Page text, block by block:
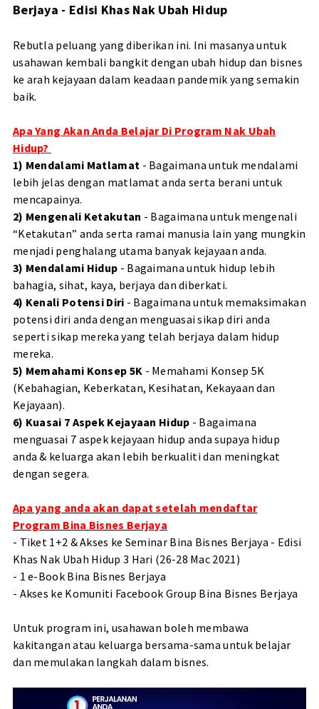
Berjaya - Edisi Khas Nak Ubah Hidup
Rebutla peluang yang diberikan ini. Ini masanya untuk
usahawan kembali bangkit dengan ubah hidup dan bisnes
ke arah kejayaan dalam keadaan pandemik yang semakin
baik.
Apa Yang Akan Anda Belajar Di Program Nak Ubah
Hidup?
1) Mendalami Matlamat - Bagaimana untuk mendalami
lebih jelas dengan matlamat anda serta berani untuk
mencapainya.
2) Mengenali Ketakutan - Bagaimana untuk mengenali
“Ketakutan” anda serta ramai manusia lain yang mungkin
menjadi penghalang utama banyak kejayaan anda.
3) Mendalami Hidup - Bagaimana untuk hidup lebih
bahagia, sihat, kaya, berjaya dan diberkati.
4) Kenali Potensi Diri - Bagaimana untuk memaksimakan
potensi diri anda dengan menguasai sikap diri anda
seperti sikap mereka yang telah berjaya dalam hidup
mereka.
5) Memahami Konsep 5K - Memahami Konsep 5K
(Kebahagian, Keberkatan, Kesihatan, Kekayaan dan
Kejayaan).
6) Kuasai 7 Aspek Kejayaan Hidup - Bagaimana
menguasai 7 aspek kejayaan hidup anda supaya hidup
anda & keluarga akan lebih berkualiti dan meningkat
dengan segera.
Apa yang anda akan dapat setelah mendaftar
Program Bina Bisnes Berjaya
- Tiket 1+2 & Akses ke Seminar Bina Bisnes Berjaya - Edisi
Khas Nak Ubah Hidup 3 Hari (26-28 Mac 2021)
- 1 e-Book Bina Bisnes Berjaya
- Akses ke Komuniti Facebook Group Bina Bisnes Berjaya
Untuk program ini, usahawan boleh membawa
kakitangan atau keluarga bersama-sama untuk belajar
dan memulakan langkah dalam bisnes.